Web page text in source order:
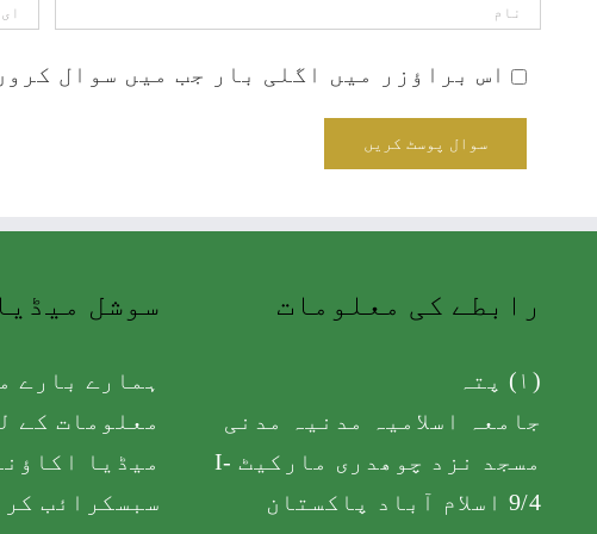
اس براؤزر میں اگلی بار جب میں سوال
رابطے کی معلومات
(۱) پتہ
جامعہ اسلامیہ مدنیہ مدنی
مسجد نزد چوھدری مارکیٹ I-
9/4 اسلام آباد پاکستان
سوشل میڈیا
ہمارے بارے
معلومات کے
میڈیا
سبسکرائب